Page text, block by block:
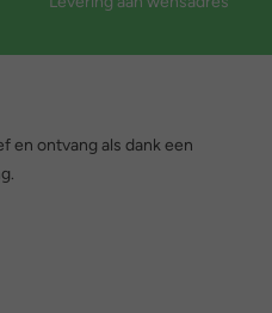
en ontvang als dank een